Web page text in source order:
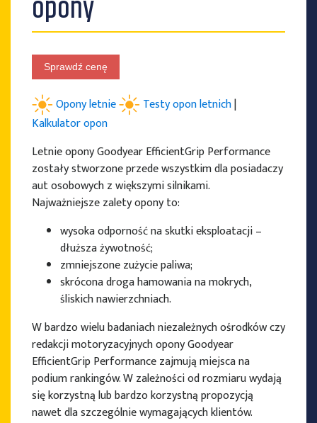
opony
Sprawdź cenę
Opony letnie Testy opon letnich|
Kalkulator opon
Letnie opony Goodyear EfficientGrip Performance
zostały stworzone przede wszystkim dla posiadaczy
aut osobowych z większymi silnikami.
Najważniejsze zalety opony to:
wysoka odporność na skutki eksploatacji –
dłuższa żywotność;
zmniejszone zużycie paliwa;
skrócona droga hamowania na mokrych,
śliskich nawierzchniach.
W bardzo wielu badaniach niezależnych ośrodków czy
redakcji motoryzacyjnych opony Goodyear
EfficientGrip Performance zajmują miejsca na
podium rankingów. W zależności od rozmiaru wydają
się korzystną lub bardzo korzystną propozycją
nawet dla szczególnie wymagających klientów.